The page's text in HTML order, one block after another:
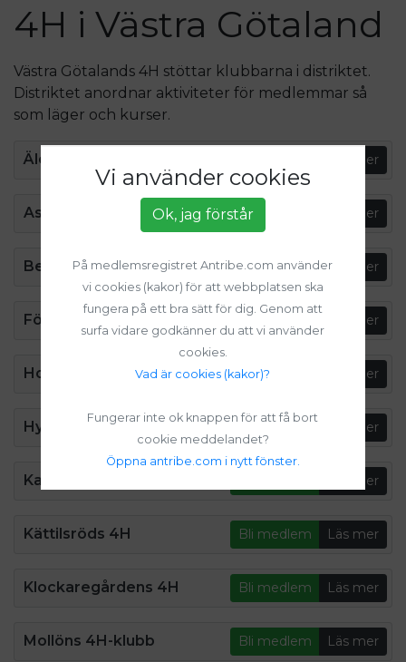
4H i Västra Götaland
Västra Götalands 4H stöttar klubbarna i distriktet.
Distriktet anordnar aktiviteter för medlemmar så
som läger och kurser.
Älekulla 4H Läs mer
Aspö 4H Bli medlem Läs mer
Bergums 4H-klubb Bli medlem Läs mer
Fölene-Eggvena 4H Bli medlem Läs mer
Holsljunga 4H Bli medlem Läs mer
Hyringa Längnums 4H Bli medlem Läs mer
Karlsborgs 4H Läs mer
Kättilsröds 4H Bli medlem Läs mer
Klockaregårdens 4H Bli medlem Läs mer
Mollöns 4H-klubb Bli medlem Läs mer
Vi använder cookies
Ok, jag förstår
På medlemsregistret Antribe.com använder
vi cookies (kakor) för att webbplatsen ska
fungera på ett bra sätt för dig. Genom att
surfa vidare godkänner du att vi använder
cookies.
Vad är cookies (kakor)?
Fungerar inte ok knappen för att få bort
cookie meddelandet?
Öppna antribe.com i nytt fönster.